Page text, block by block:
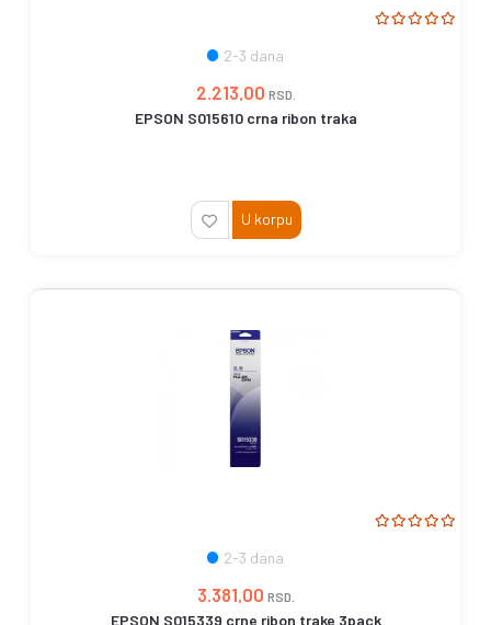
2-3 dana
2.213,00 RSD.
EPSON S015610 crna ribon traka
U korpu
2-3 dana
3.381,00 RSD.
EPSON S015339 crne ribon trake 3pack